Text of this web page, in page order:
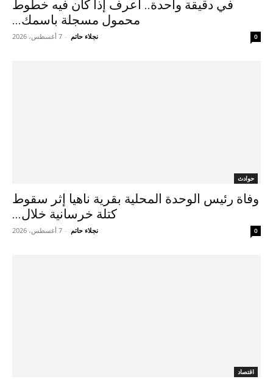
في دقيقة واحدة.. اعرف إذا كان فيه خطوط
محمول مسجلة باسمك...
نجلاء حاتم - 7 أغسطس، 2026 0
حوادث
وفاة رئيس الوحدة المحلية بقرية ناهيا إثر سقوط
كتلة خرسانية خلال...
نجلاء حاتم - 7 أغسطس، 2026 0
اقتصاد